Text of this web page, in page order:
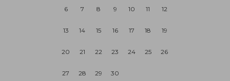
6 7 8 9 10 11 12
13 14 15 16 17 18 19
20 21 22 23 24 25 26
27 28 29 30